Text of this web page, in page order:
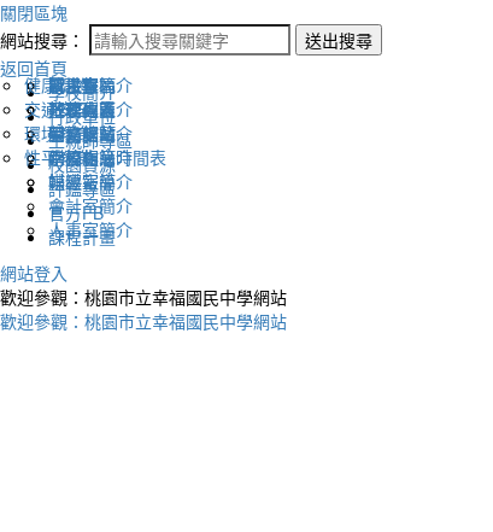
關閉區塊
網站搜尋：
送出搜尋
返回首頁
學校簡介
認識幸福
地理位置
英文網站
幸福相簿
媒體報導
行政單位
校長室簡介
教務處簡介
學務處簡介
總務處簡介
輔導室簡介
會計室簡介
人事室簡介
生親師專區
新生專區
升學專區
圖書館藏
學校作息時間表
校園資源
電子報
下載列表
評鑑專區
健康促進
交通安全
環境教育
性平教育
官方FB
課程計畫
網站登入
歡迎參觀：桃園市立幸福國民中學網站
歡迎參觀：桃園市立幸福國民中學網站